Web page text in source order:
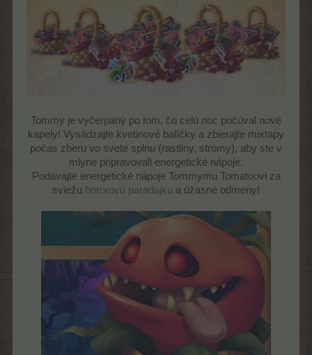
Tommy je vyčerpaný po tom, čo celú noc počúval nové
kapely! Vysádzajte kvetinové balíčky a zbierajte mixtapy
počas zberu vo svete splnu (rastliny, stromy), aby ste v
mlyne pripravovali energetické nápoje.
Podávajte energetické nápoje Tommymu Tomatoovi za
sviežu hororovú paradajku a úžasné odmeny!